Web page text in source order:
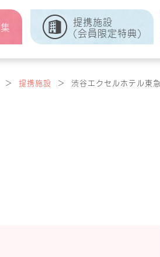
提携施設
(会員限定特典)
＞ 提携施設 ＞ 渋谷エクセルホテル東急